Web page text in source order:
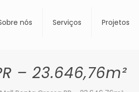
nós Serviços Projetos
– 23.646,76m²